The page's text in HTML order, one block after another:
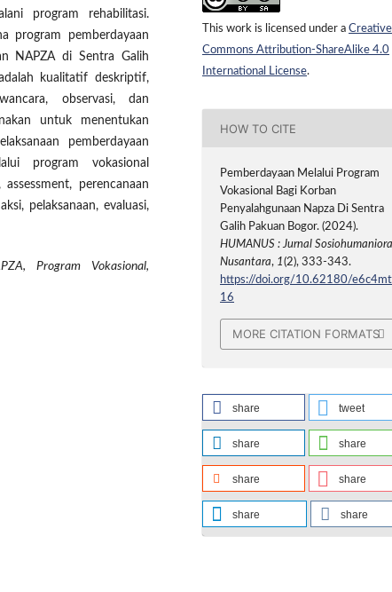
program rehabilitasi.
program pemberdayaan
NAPZA di Sentra Galih
kualitatif deskriptif,
observasi, dan
untuk menentukan
pemberdayaan
program vokasional
perencanaan
pelaksanaan, evaluasi,
Program Vokasional,
This work is licensed under a Creative
Commons Attribution-ShareAlike 4.0
International License.
HOW TO CITE
Pemberdayaan Melalui Program
Vokasional Bagi Korban
Penyalahgunaan Napza Di Sentra
Galih Pakuan Bogor. (2024).
HUMANUS : Jurnal Sosiohumaniora
Nusantara, 1(2), 333-343.
https://doi.org/10.62180/e6c4mt
16
MORE CITATION FORMATS
share tweet
share share
share share
share share